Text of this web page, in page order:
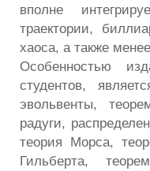
вполне
траектории,
хаоса, а также
Особенностью
студентов,
эвольвенты,
радуги,
теория Морса,
Гильберта,